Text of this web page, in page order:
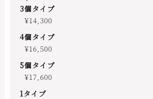
3個タイプ
¥14,300
4個タイプ
¥16,500
5個タイプ
¥17,600
1タイプ